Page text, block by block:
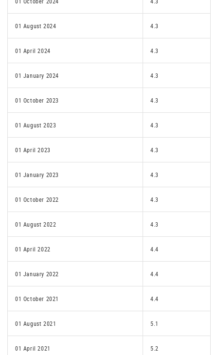
01 August 2024 4.3
01 April 2024 4.3
01 January 2024 4.3
01 October 2023 4.3
01 August 2023 4.3
01 April 2023 4.3
01 January 2023 4.3
01 October 2022 4.3
01 August 2022 4.3
01 April 2022 4.4
01 January 2022 4.4
01 October 2021 4.4
01 August 2021 5.1
01 April 2021 5.2